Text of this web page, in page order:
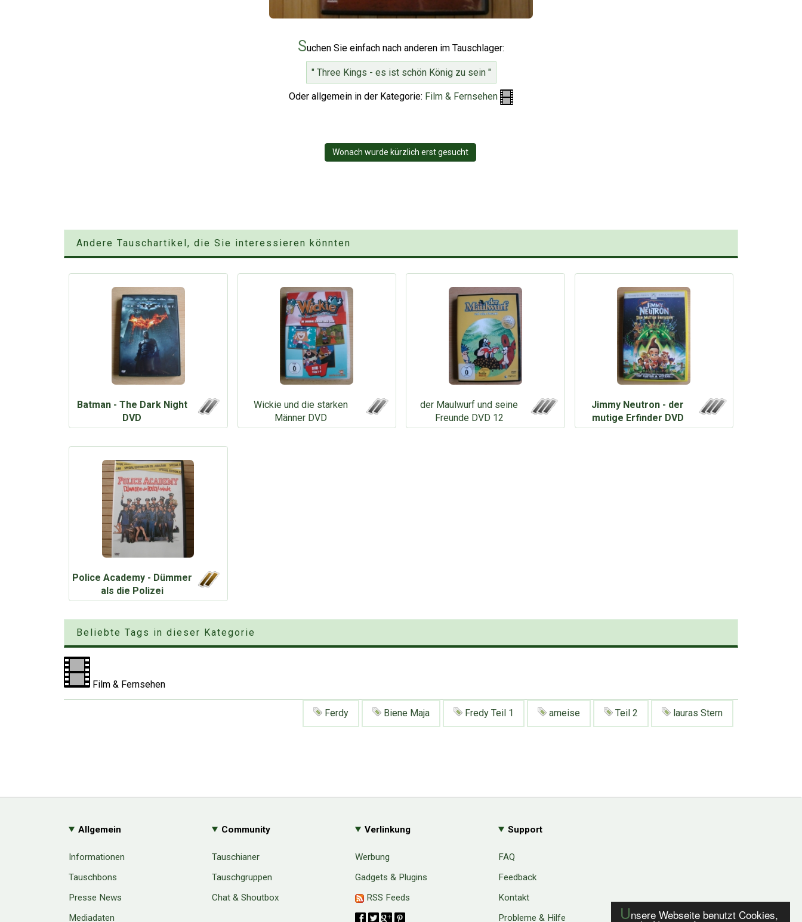
Unsere Webseite benutzt Cookies,
Suchen Sie einfach nach anderen im Tauschlager:
" Three Kings - es ist schön König zu sein "
Oder allgemein in der Kategorie: Film & Fernsehen
Wonach wurde kürzlich erst gesucht
Andere Tauschartikel, die Sie interessieren könnten
Batman - The Dark Night
DVD
Wickie und die starken
Männer DVD
der Maulwurf und seine
Freunde DVD 12
Jimmy Neutron - der
mutige Erfinder DVD
Police Academy - Dümmer
als die Polizei
Beliebte Tags in dieser Kategorie
Film & Fernsehen
Ferdy Biene Maja Fredy Teil 1 ameise Teil 2 lauras Stern
Allgemein
Informationen
Tauschbons
Presse News
Mediadaten
Community
Tauschianer
Tauschgruppen
Chat & Shoutbox
Verlinkung
Werbung
Gadgets & Plugins
RSS Feeds
Support
FAQ
Feedback
Kontakt
Probleme & Hilfe